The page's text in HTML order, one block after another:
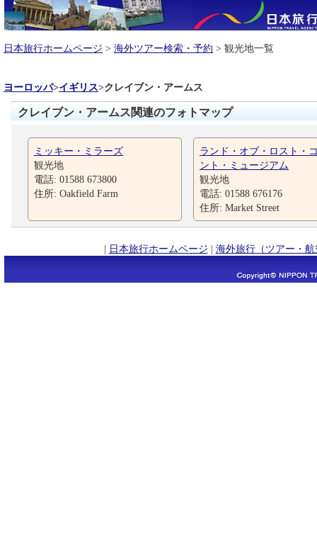
日本旅行ホームページ > 海外ツアー検索・予約 > 観光地一覧
ヨーロッパ>イギリス>クレイブン・アームス
クレイブン・アームス関連のフォトマップ
ミッキー・ミラーズ
観光地
電話: 01588 673800
住所: Oakfield Farm
ランド・オブ・ロスト・
ント・ミュージアム
観光地
電話: 01588 676176
住所: Market Street
| 日本旅行ホームページ | 海外旅行（ツアー・航